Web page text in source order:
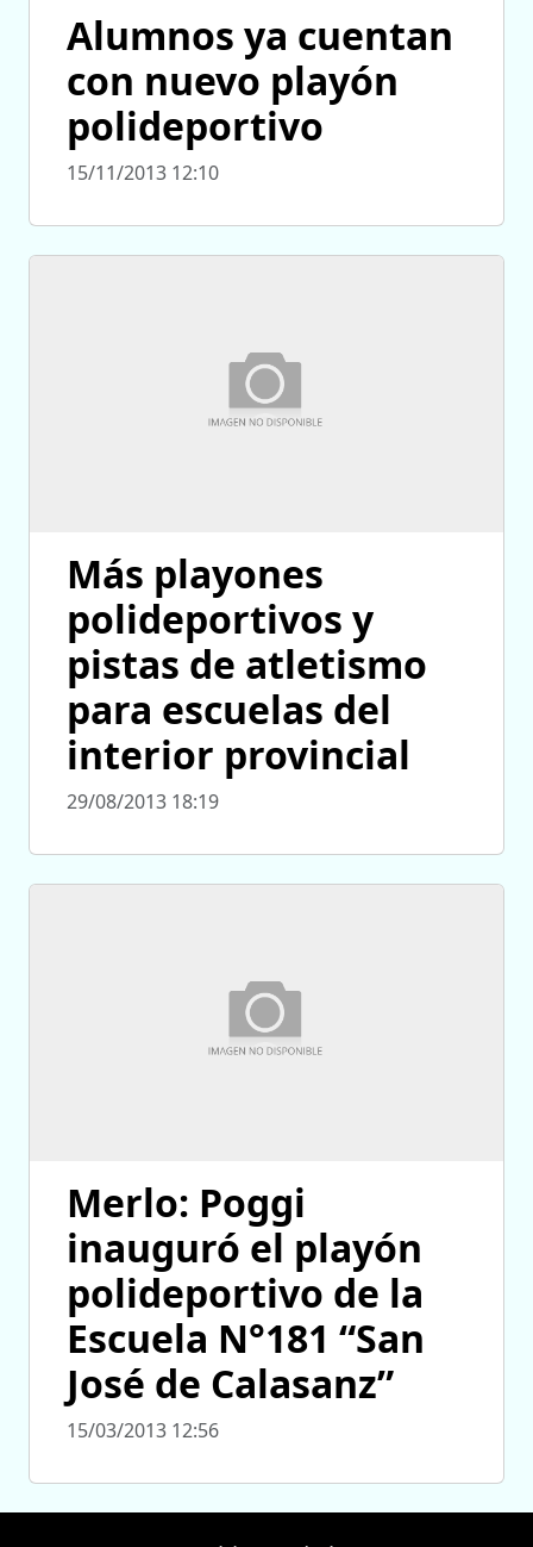
Alumnos ya cuentan
con nuevo playón
polideportivo
15/11/2013 12:10
Más playones
polideportivos y
pistas de atletismo
para escuelas del
interior provincial
29/08/2013 18:19
Merlo: Poggi
inauguró el playón
polideportivo de la
Escuela N°181 “San
José de Calasanz”
15/03/2013 12:56